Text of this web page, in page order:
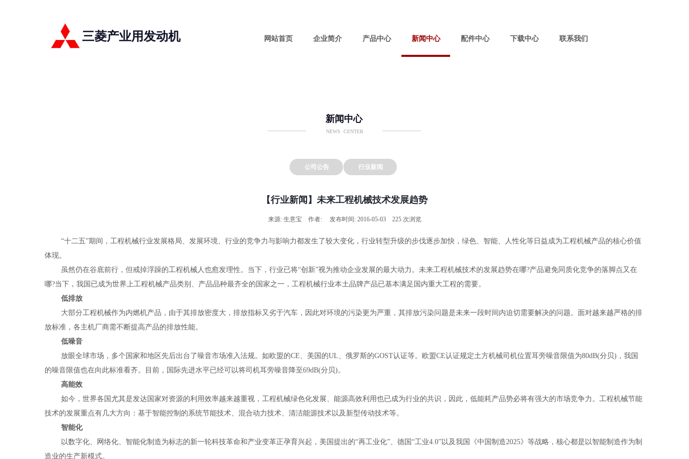
NEWS CENTER
新闻中心
网站首页 企业简介 产品中心 新闻中心 配件中心 下载中心 联系我们
三菱产业用发动机
公司公告 行业新闻
【行业新闻】未来工程机械技术发展趋势
来源: 生意宝 作者: 发布时间: 2016-05-03 225 次浏览
“十二五”期间，工程机械行业发展格局、发展环境、行业的竞争力与影响力都发生了较大变化，行业转型升级的步伐逐步加快，绿色、智能、人性化等日益成为工程机械产品的核心价值
体现。
虽然仍在谷底前行，但戒掉浮躁的工程机械人也愈发理性。当下，行业已将“创新”视为推动企业发展的最大动力。未来工程机械技术的发展趋势在哪?产品避免同质化竞争的落脚点又在
哪?当下，我国已成为世界上工程机械产品类别、产品品种最齐全的国家之一，工程机械行业本土品牌产品已基本满足国内重大工程的需要。
低排放
大部分工程机械作为内燃机产品，由于其排放密度大，排放指标又劣于汽车，因此对环境的污染更为严重，其排放污染问题是未来一段时间内迫切需要解决的问题。面对越来越严格的排
放标准，各主机厂商需不断提高产品的排放性能。
低噪音
放眼全球市场，多个国家和地区先后出台了噪音市场准入法规。如欧盟的CE、美国的UL、俄罗斯的GOST认证等。欧盟CE认证规定土方机械司机位置耳旁噪音限值为80dB(分贝) ，我国
的噪音限值也在向此标准看齐。目前，国际先进水平已经可以将司机耳旁噪音降至69dB(分贝)。
高能效
如今，世界各国尤其是发达国家对资源的利用效率越来越重视，工程机械绿色化发展、能源高效利用也已成为行业的共识，因此，低能耗产品势必将有强大的市场竞争力。工程机械节能
技术的发展重点有几大方向：基于智能控制的系统节能技术、混合动力技术、清洁能源技术以及新型传动技术等。
智能化
以数字化、网络化、智能化制造为标志的新一轮科技革命和产业变革正孕育兴起，美国提出的“再工业化”、德国“工业4.0”以及我国《中国制造2025》等战略，核心都是以智能制造作为制
造业的生产新模式。